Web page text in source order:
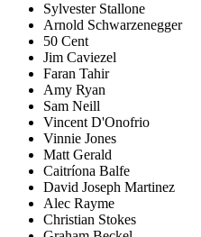
Sylvester Stallone
Arnold Schwarzenegger
50 Cent
Jim Caviezel
Faran Tahir
Amy Ryan
Sam Neill
Vincent D'Onofrio
Vinnie Jones
Matt Gerald
Caitríona Balfe
David Joseph Martinez
Alec Rayme
Christian Stokes